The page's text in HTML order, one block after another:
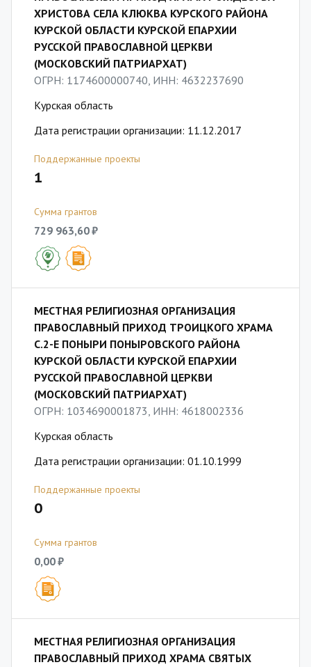
ХРИСТОВА СЕЛА КЛЮКВА КУРСКОГО РАЙОНА
КУРСКОЙ ОБЛАСТИ КУРСКОЙ ЕПАРХИИ
РУССКОЙ ПРАВОСЛАВНОЙ ЦЕРКВИ
(МОСКОВСКИЙ ПАТРИАРХАТ)
ОГРН: 1174600000740, ИНН: 4632237690
Курская область
Дата регистрации организации: 11.12.2017
Поддержанные проекты
1
Сумма грантов
729 963,60 ₽
МЕСТНАЯ РЕЛИГИОЗНАЯ ОРГАНИЗАЦИЯ
ПРАВОСЛАВНЫЙ ПРИХОД ТРОИЦКОГО ХРАМА
С.2-Е ПОНЫРИ ПОНЫРОВСКОГО РАЙОНА
КУРСКОЙ ОБЛАСТИ КУРСКОЙ ЕПАРХИИ
РУССКОЙ ПРАВОСЛАВНОЙ ЦЕРКВИ
(МОСКОВСКИЙ ПАТРИАРХАТ)
ОГРН: 1034690001873, ИНН: 4618002336
Курская область
Дата регистрации организации: 01.10.1999
Поддержанные проекты
0
Сумма грантов
0,00 ₽
МЕСТНАЯ РЕЛИГИОЗНАЯ ОРГАНИЗАЦИЯ
ПРАВОСЛАВНЫЙ ПРИХОД ХРАМА СВЯТЫХ